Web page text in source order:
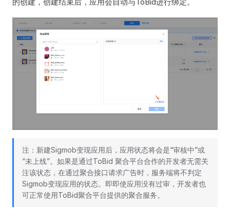
注：新建Sigmob变现应用后，应用状态将会是“审核中”或
“未上线”。如果是通过ToBid 聚合平台合作的开发者无需关
注该状态，在通过聚合接口请求广告时，服务端将不判定
Sigmob变现应用的状态。即即使应用没有过审，开发者也
可正常使用ToBid聚合平台提供的聚合服务。